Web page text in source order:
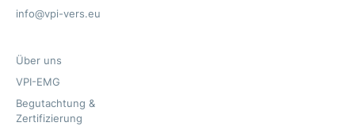
info@vpi-vers.eu
Über uns
VPI-EMG
Begutachtung &
Zertifizierung